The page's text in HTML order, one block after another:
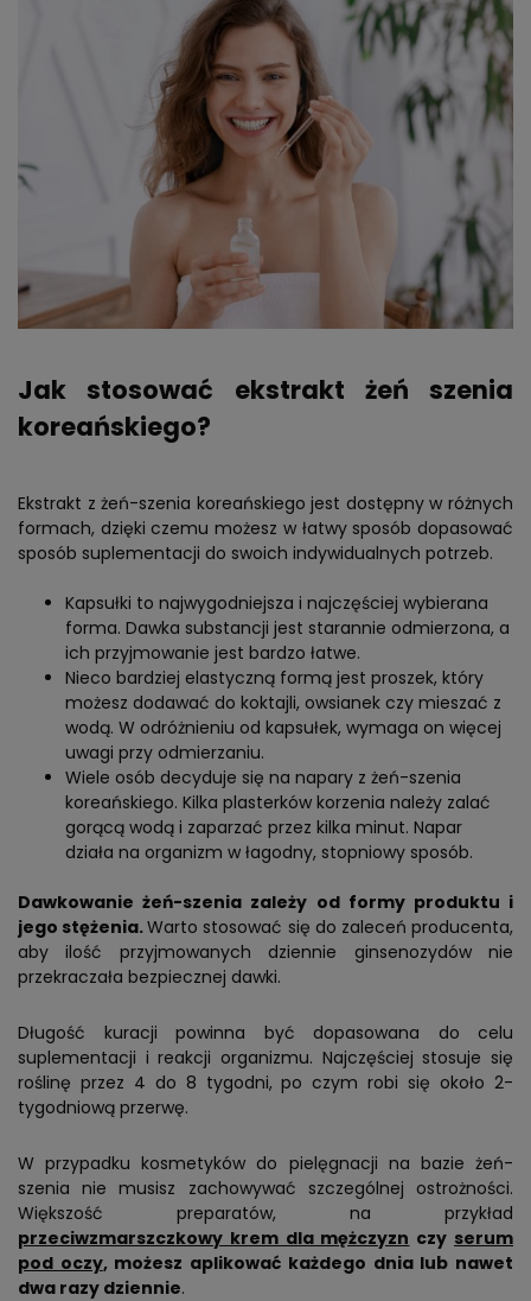
Jak stosować ekstrakt żeń szenia
koreańskiego?
Ekstrakt z żeń-szenia koreańskiego jest dostępny w różnych
formach, dzięki czemu możesz w łatwy sposób dopasować
sposób suplementacji do swoich indywidualnych potrzeb.
Kapsułki to najwygodniejsza i najczęściej wybierana
forma. Dawka substancji jest starannie odmierzona, a
ich przyjmowanie jest bardzo łatwe.
Nieco bardziej elastyczną formą jest proszek, który
możesz dodawać do koktajli, owsianek czy mieszać z
wodą. W odróżnieniu od kapsułek, wymaga on więcej
uwagi przy odmierzaniu.
Wiele osób decyduje się na napary z żeń-szenia
koreańskiego. Kilka plasterków korzenia należy zalać
gorącą wodą i zaparzać przez kilka minut. Napar
działa na organizm w łagodny, stopniowy sposób.
Dawkowanie żeń-szenia zależy od formy produktu i
jego stężenia.Warto stosować się do zaleceń producenta,
aby ilość przyjmowanych dziennie ginsenozydów nie
przekraczała bezpiecznej dawki.
Długość kuracji powinna być dopasowana do celu
suplementacji i reakcji organizmu. Najczęściej stosuje się
roślinę przez 4 do 8 tygodni, po czym robi się około 2-
tygodniową przerwę.
W przypadku kosmetyków do pielęgnacji na bazie żeń-
szenia nie musisz zachowywać szczególnej ostrożności.
Większość preparatów, na przykład
przeciwzmarszczkowy krem dla mężczyzn czy serum
pod oczy, możesz aplikować każdego dnia lub nawet
dwa razy dziennie.